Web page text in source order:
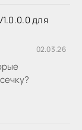
для
02.03.26